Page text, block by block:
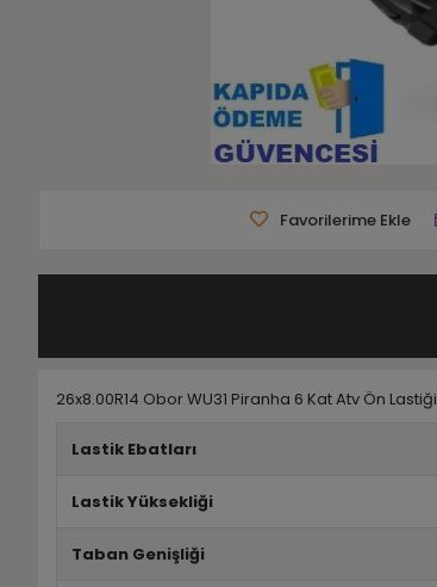
Favorilerime Ekle
26x8.00R14 Obor WU31 Piranha 6 Kat Atv Ön Lastiği
Lastik Ebatları
Lastik Yüksekliği
Taban Genişliği